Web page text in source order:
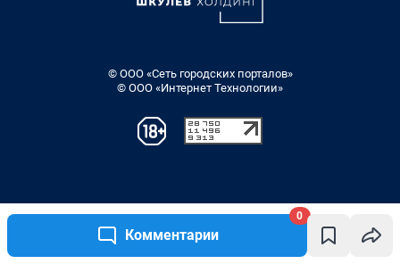
Комментарии
0